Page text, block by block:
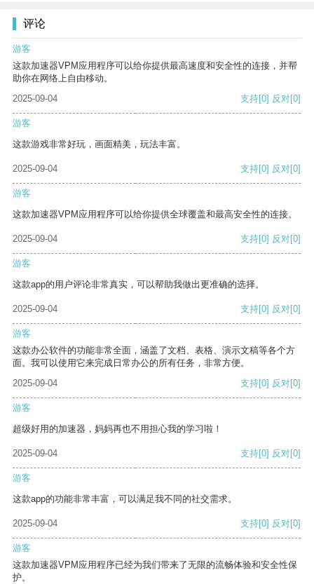
评论
游客
这款加速器VPM应用程序可以给你提供最高速度和安全性的连接，并帮
助你在网络上自由移动。
2025-09-04
支持[0] 反对[0]
游客
这款游戏非常好玩，画面精美，玩法丰富。
2025-09-04 支持[0] 反对[0]
游客
这款加速器VPM应用程序可以给你提供全球覆盖和最高安全性的连接。
2025-09-04 支持[0] 反对[0]
游客
这款app的用户评论非常真实，可以帮助我做出更准确的选择。
2025-09-04 支持[0] 反对[0]
游客
这款办公软件的功能非常全面，涵盖了文档、表格、演示文稿等各个方
面。我可以使用它来完成日常办公的所有任务，非常方便。
2025-09-04
支持[0] 反对[0]
游客
超级好用的加速器，妈妈再也不用担心我的学习啦！
2025-09-04 支持[0] 反对[0]
游客
这款app的功能非常丰富，可以满足我不同的社交需求。
2025-09-04 支持[0] 反对[0]
游客
这款加速器VPM应用程序已经为我们带来了无限的流畅体验和安全性保
护。